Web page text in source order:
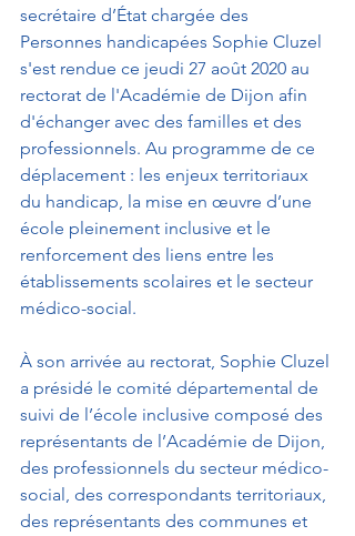
secrétaire d’État chargée des
Personnes handicapées Sophie Cluzel
s'est rendue ce jeudi 27 août 2020 au
rectorat de l'Académie de Dijon afin
d'échanger avec des familles et des
professionnels. Au programme de ce
déplacement : les enjeux territoriaux
du handicap, la mise en œuvre d’une
école pleinement inclusive et le
renforcement des liens entre les
établissements scolaires et le secteur
médico-social.
À son arrivée au rectorat, Sophie Cluzel
a présidé le comité départemental de
suivi de l’école inclusive composé des
représentants de l’Académie de Dijon,
des professionnels du secteur médico-
social, des correspondants territoriaux,
des représentants des communes et